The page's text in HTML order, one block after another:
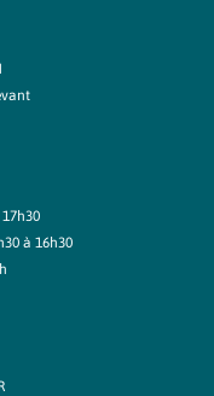
à 16h30